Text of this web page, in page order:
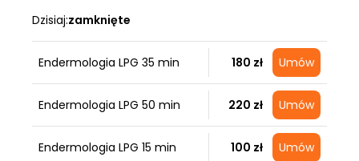
Dzisiaj:zamknięte
Endermologia LPG 35 min 180 zł Umów
Endermologia LPG 50 min 220 zł Umów
Endermologia LPG 15 min 100 zł Umów